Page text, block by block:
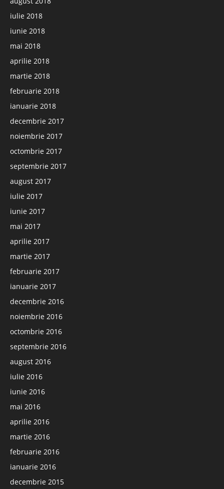
iulie 2018
iunie 2018
mai 2018
aprilie 2018
martie 2018
februarie 2018
ianuarie 2018
decembrie 2017
noiembrie 2017
octombrie 2017
septembrie 2017
august 2017
iulie 2017
iunie 2017
mai 2017
aprilie 2017
martie 2017
februarie 2017
ianuarie 2017
decembrie 2016
noiembrie 2016
octombrie 2016
septembrie 2016
august 2016
iulie 2016
iunie 2016
mai 2016
aprilie 2016
martie 2016
februarie 2016
ianuarie 2016
decembrie 2015